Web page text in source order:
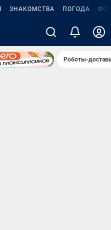
ЗНАКОМСТВА ПОГОДА
Роботы-